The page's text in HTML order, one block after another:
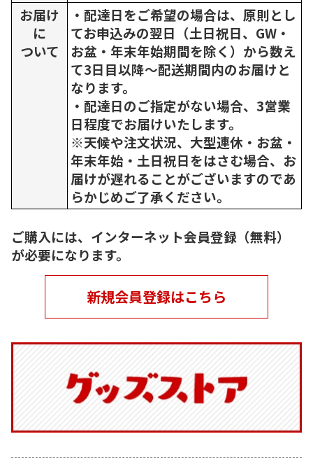
お届け
に
ついて
・配達日をご希望の場合は、原則とし
てお申込みの翌日（土日祝日、GW・
お盆・年末年始期間を除く）から数え
て3日目以降～配送期間内のお届けと
なります。
・配達日のご指定がない場合、3営業
日程度でお届けいたします。
※天候や注文状況、大型連休・お盆・
年末年始・土日祝日をはさむ場合、お
届けが遅れることがございますのであ
らかじめご了承ください。
ご購入には、インターネット会員登録（無料）
が必要になります。
新規会員登録はこちら